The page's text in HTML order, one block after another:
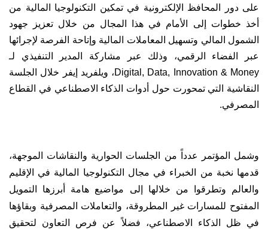
على دور المحافظ الإلكترونية في تمكين التكنولوجيا المالية من
أخذ خطوات إلى الأمام في هذا المجال من خلال تعزيز جهود
الشمول المالي وتسهيل المعاملات المالية وإتاحة الفرصة لإجرائها
عبر الفضاء الرقمي، وذلك عبر مشاركة المدير التنفيذي لـ
Digital, Data, Innovation & Money، ويلفريد إيفر خلال الجلسة
النقاشية التي تمحورت حول أدوات الذكاء الاصطناعي في القطاع
المصرفي.
وشمل المؤتمر
عدداً من الجلسات الحوارية والنقاشات الموجهة،
قدمها نخبة من الخبراء في مجال التكنولوجيا المالية في الإقليم
والعالم وتطرقوا من خلالها إلى مواضيع هامة أبرزها التمويل
المفتوح للمسارات غير المطروقة، والتعاملات المصرفية وبقاؤها
في ظل الذكاء الاصطناعي، فضلاً عن فرص التعاون لتحقيق